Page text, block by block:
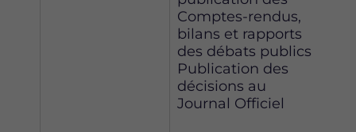
Comptes-rendus,
bilans et rapports
des débats publics
Publication des
décisions au
Journal Officiel